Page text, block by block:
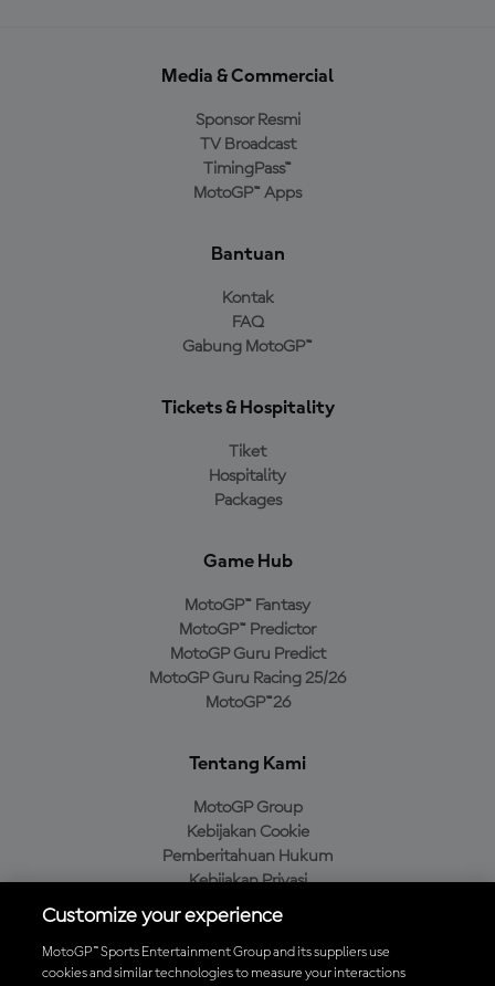
Media & Commercial
Sponsor Resmi
TV Broadcast
TimingPass™
MotoGP™ Apps
Bantuan
Kontak
FAQ
Gabung MotoGP™
Tickets & Hospitality
Tiket
Hospitality
Packages
Game Hub
MotoGP™ Fantasy
MotoGP™ Predictor
MotoGP Guru Predict
MotoGP Guru Racing 25/26
MotoGP™26
Tentang Kami
MotoGP Group
Kebijakan Cookie
Pemberitahuan Hukum
Kebijakan Privasi
Kebijakan Pembelian
Customize your experience
MotoGP™ Sports Entertainment Group and its suppliers use
cookies and similar technologies to measure your interactions